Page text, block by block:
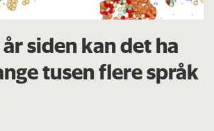
siden kan det ha
tusen flere språk